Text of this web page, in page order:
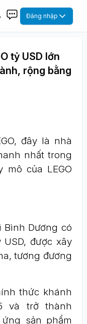
Đăng nhập
tỷ USD lớn
rộng bằng
đây là nhà
nhất trong
của LEGO
Bình Dương có
được xây
tương đương
thức khánh
và trở thành
sản phẩm